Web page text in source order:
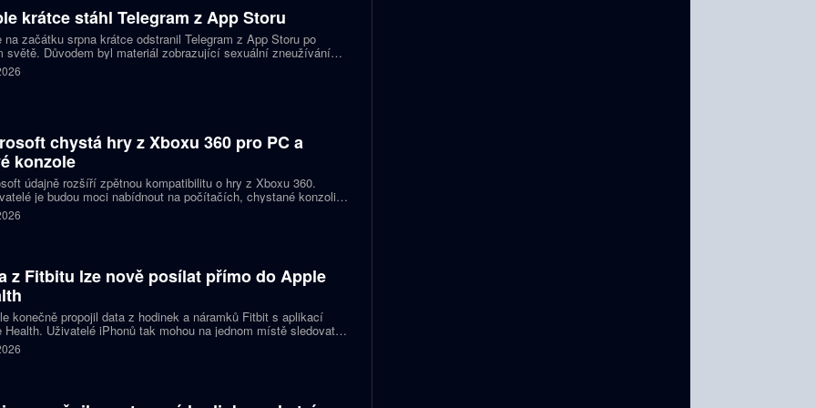
krátce stáhl Telegram z App Storu
na začátku srpna krátce odstranil Telegram z App Storu po
světě. Důvodem byl materiál zobrazující sexuální zneužívání
podle firmy sdílel jeden uživatel. Telegram účet rychle
a aplikace se ještě během stejného dne do obchodu vrátila.
chystá hry z Xboxu 360 pro PC a
konzole
údajně rozšíří zpětnou kompatibilitu o hry z Xboxu 360.
je budou moci nabídnout na počítačích, chystané konzoli
Helix i přenosných zařízeních. První tituly by mohly dorazit
let 2027 a 2028.
z Fitbitu lze nově posílat přímo do Apple
konečně propojil data z hodinek a náramků Fitbit s aplikací
Health. Uživatelé iPhonů tak mohou na jednom místě sledovat
cvičení, spánek i zdravotní údaje. Novinka odstraňuje omezení,
bylo dosud nutné využívat pomocné aplikace nebo jiné